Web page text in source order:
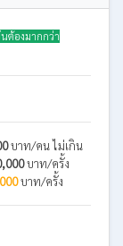
ต้องมากกว่า
บาท/คน ไม่เกิน
บาท/ครั้ง
บาท/ครั้ง